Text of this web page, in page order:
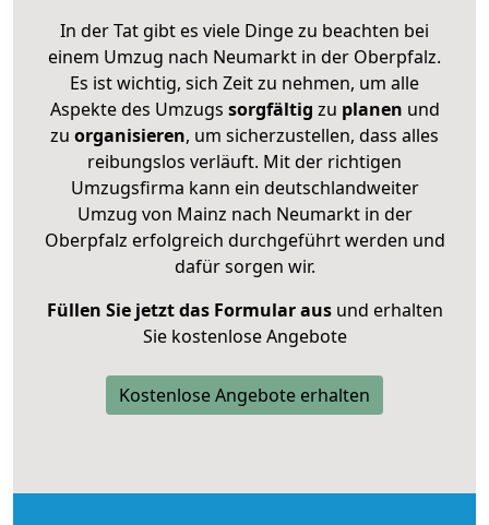
In der Tat gibt es viele Dinge zu beachten bei
einem Umzug nach Neumarkt in der Oberpfalz.
Es ist wichtig, sich Zeit zu nehmen, um alle
Aspekte des Umzugs sorgfältig zu planen und
zu organisieren, um sicherzustellen, dass alles
reibungslos verläuft. Mit der richtigen
Umzugsfirma kann ein deutschlandweiter
Umzug von Mainz nach Neumarkt in der
Oberpfalz erfolgreich durchgeführt werden und
dafür sorgen wir.
Füllen Sie jetzt das Formular ausund erhalten
Sie kostenlose Angebote
Kostenlose Angebote erhalten